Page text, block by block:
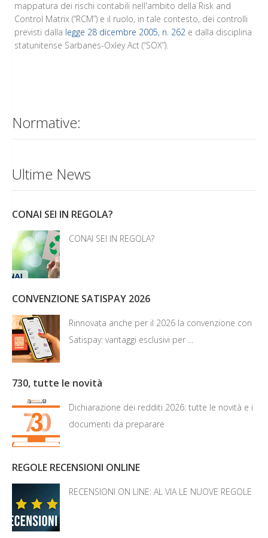
mappatura dei rischi contabili nell'ambito della Risk and
Control Matrix (“RCM”) e il ruolo, in tale contesto, dei controlli
previsti dalla legge 28 dicembre 2005, n. 262 e dalla disciplina
statunitense Sarbanes-Oxley Act (“SOX”).
Normative:
Ultime News
CONAI SEI IN REGOLA?
CONAI SEI IN REGOLA?
CONVENZIONE SATISPAY 2026
Rinnovata anche per il 2026 la convenzione con
Satispay: vantaggi esclusivi per ...
730, tutte le novità
Dichiarazione dei redditi 2026: tutte le novità e i
documenti da preparare
REGOLE RECENSIONI ONLINE
RECENSIONI ON LINE: AL VIA LE NUOVE REGOLE